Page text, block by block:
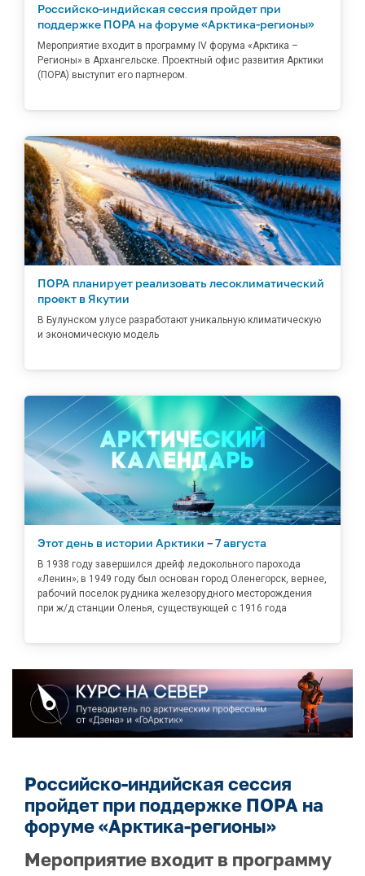
Российско-индийская сессия пройдет при
поддержке ПОРА на форуме «Арктика-регионы»
Мероприятие входит в программу IV форума «Арктика –
Регионы» в Архангельске. Проектный офис развития Арктики
(ПОРА) выступит его партнером.
ПОРА планирует реализовать лесоклиматический
проект в Якутии
В Булунском улусе разработают уникальную климатическую
и экономическую модель
Этот день в истории Арктики – 7 августа
В 1938 году завершился дрейф ледокольного парохода
«Ленин»; в 1949 году был основан город Оленегорск, вернее,
рабочий поселок рудника железорудного месторождения
при ж/д станции Оленья, существующей с 1916 года
Российско-индийская сессия
пройдет при поддержке ПОРА на
форуме «Арктика-регионы»
Мероприятие входит в программу